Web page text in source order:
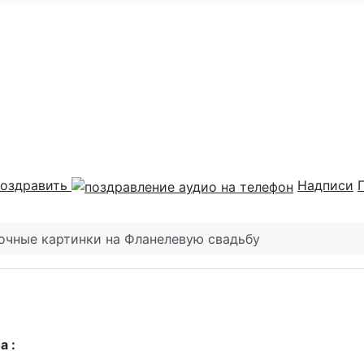
Надписи
картинки на Фланелевую свадьбу
: